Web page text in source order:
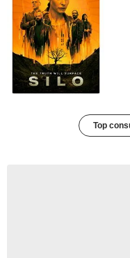
Top